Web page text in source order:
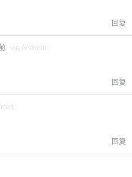
付
回复
via Android
回复
回复
购买会员或者提升权